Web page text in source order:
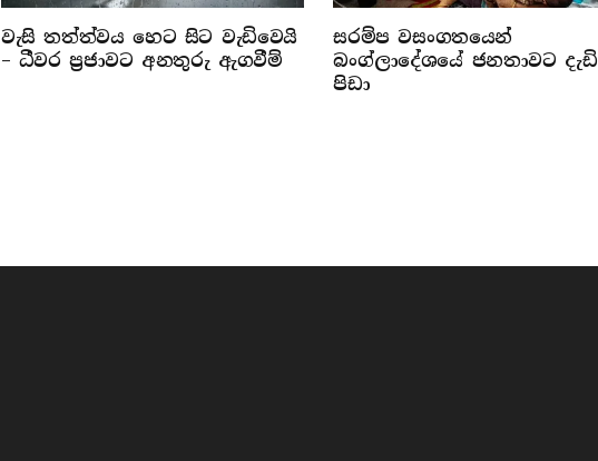
වැසි තත්ත්වය හෙට සිට වැඩිවෙයි
– ධීවර ප්‍රජාවට අනතුරු ඇගවීම්
සරම්ප වසංගතයෙන්
බංග්ලාදේශයේ ජනතාවට දැඩි
පිඩා